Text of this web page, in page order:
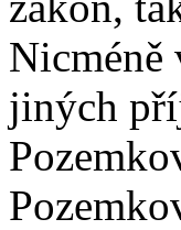
Nicméně
jiných